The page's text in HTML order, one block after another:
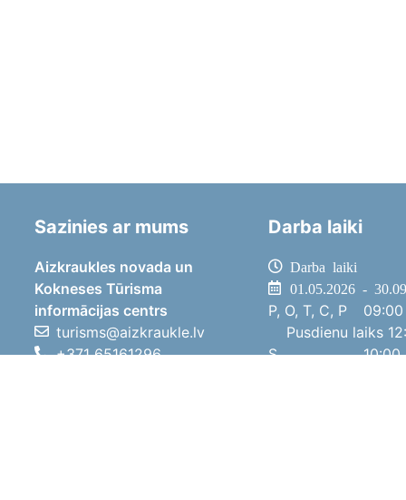
Sazinies ar mums
Aizkraukles novada un
Kokneses Tūrisma
informācijas centrs
turisms@aizkraukle.lv
+371 65161296
Darba laiki
Darba laiki
01.05.2026 -
P, O, T, C, P
Pusdienu laiks
S
10:00